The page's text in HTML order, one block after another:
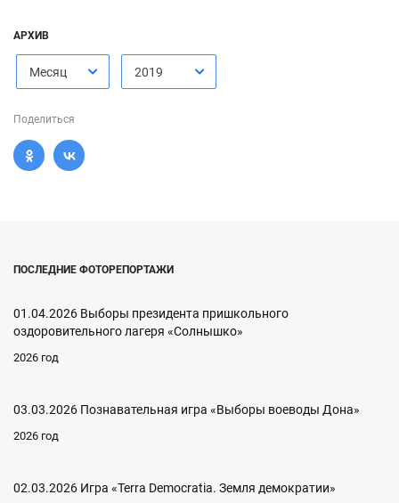
АРХИВ
Месяц 2019
Поделиться
ПОСЛЕДНИЕ ФОТОРЕПОРТАЖИ
01.04.2026 Выборы президента пришкольного
оздоровительного лагеря «Солнышко»
2026 год
03.03.2026 Познавательная игра «Выборы воеводы Дона»
2026 год
02.03.2026 Игра «Terra Democratia. Земля демократии»